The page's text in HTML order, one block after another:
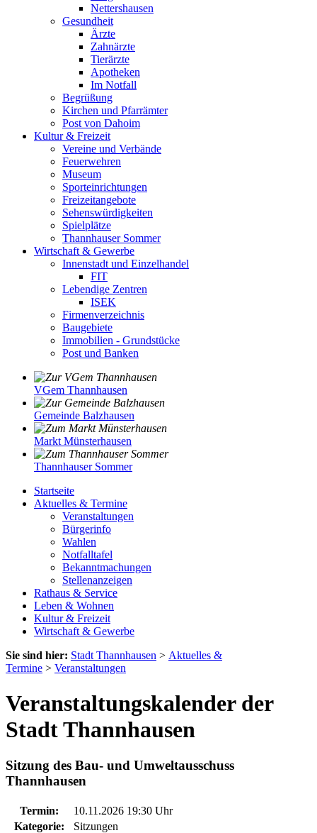
Nettershausen
Gesundheit
Ärzte
Zahnärzte
Tierärzte
Apotheken
Im Notfall
Begrüßung
Kirchen und Pfarrämter
Post von Dahoim
Kultur & Freizeit
Vereine und Verbände
Feuerwehren
Museum
Sporteinrichtungen
Freizeitangebote
Sehenswürdigkeiten
Spielplätze
Thannhauser Sommer
Wirtschaft & Gewerbe
Innenstadt und Einzelhandel
FIT
Lebendige Zentren
ISEK
Firmenverzeichnis
Baugebiete
Immobilien - Grundstücke
Post und Banken
VGem Thannhausen
Gemeinde Balzhausen
Markt Münsterhausen
Thannhauser Sommer
Startseite
Aktuelles & Termine
Veranstaltungen
Bürgerinfo
Wahlen
Notfalltafel
Bekanntmachungen
Stellenanzeigen
Rathaus & Service
Leben & Wohnen
Kultur & Freizeit
Wirtschaft & Gewerbe
Sie sind hier: Stadt Thannhausen > Aktuelles &
Termine > Veranstaltungen
Veranstaltungskalender der
Stadt Thannhausen
Sitzung des Bau- und Umweltausschuss
Thannhausen
Termin:
10.11.2026 19:30 Uhr
Kategorie:
Sitzungen